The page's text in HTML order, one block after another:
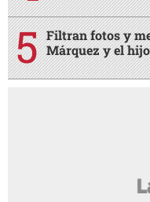
Filtran fotos y
Márquez y el hijo